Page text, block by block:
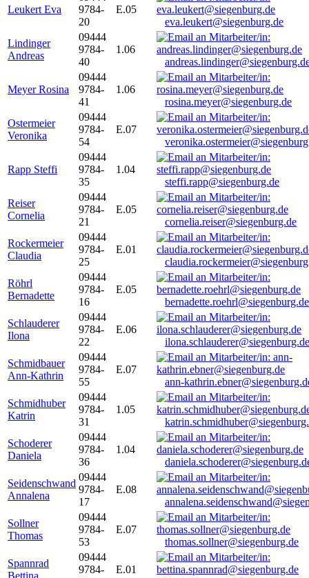
Leukert Eva
9784-
20
E.05
eva.leukert@siegenburg.de
Lindinger
Andreas
09444
9784-
40
1.06
Meyer Rosina
09444
9784-
41
1.06
rosina.meyer@siegenburg.de
Ostermeier
Veronika
09444
9784-
54
E.07
Rapp Steffi
09444
9784-
35
1.04
steffi.rapp@siegenburg.de
Reiser
Cornelia
09444
9784-
21
E.05
cornelia.reiser@siegenburg.de
Rockermeier
Claudia
09444
9784-
25
E.01
Röhrl
Bernadette
09444
9784-
16
E.05
bernadette.roehrl@siegenburg.de
Schlauderer
Ilona
09444
9784-
22
E.06
ilona.schlauderer@siegenburg.de
Schmidbauer
Ann-Kathrin
09444
9784-
55
E.07
ann-
Schmidhuber
Katrin
09444
9784-
31
1.05
Schoderer
Daniela
09444
9784-
36
1.04
Seidenschwand
Annalena
09444
9784-
17
E.08
Sollner
Thomas
09444
9784-
53
E.07
thomas.sollner@siegenburg.de
Spannrad
09444
9784-
E.01